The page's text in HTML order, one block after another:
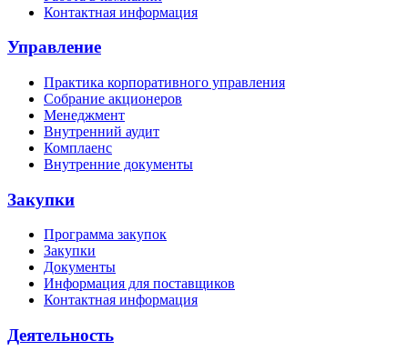
Контактная информация
Управление
Практика корпоративного управления
Собрание акционеров
Менеджмент
Внутренний аудит
Комплаенс
Внутренние документы
Закупки
Программа закупок
Закупки
Документы
Информация для поставщиков
Контактная информация
Деятельность